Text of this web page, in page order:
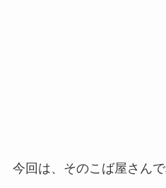
今回は、そのこば屋さん